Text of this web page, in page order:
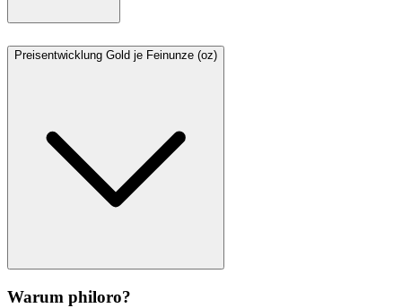
Preisentwicklung Gold je Feinunze (oz)
Warum philoro?